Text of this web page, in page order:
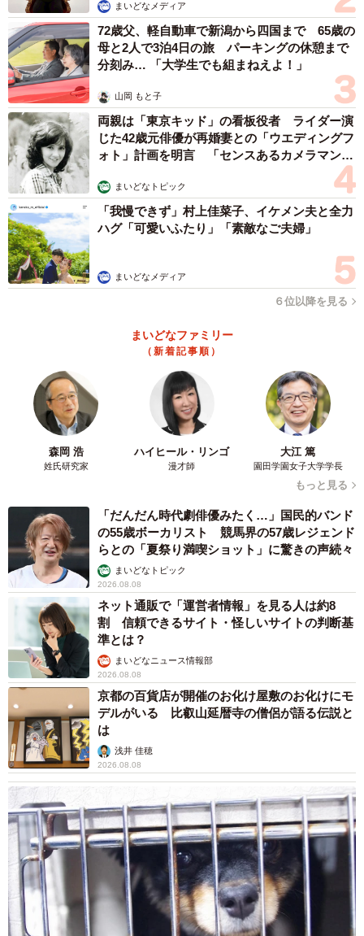
・20代のうちに出産したかった。（20代・女性）
・24歳までに1人目。（20代・女性）
・30前後で結婚して2～3年で子供を授かる。（30代・女
性）
・30歳で1人は産みたかった。干支も気にしていた。（30
代・女性）
・20代のうちに1回目の出産をしたかったことと、結婚して
からしばらく夫婦2人の時間を楽しみたかった。（30代・女
性）
・30歳までに1人目。（40代・男性）
4/4
理想通りに妊娠・出産できたと思いますか？（提供画像）
「理想通りに妊娠・出産できたと思いますか？」には「思
う」（73.3％）が「思わない」（26.7％）を大きく上回り
ました。
▽「思う」と回答した人のコメント
・25歳で結婚出産を行った。（20代・女性）
・24歳で1人目を出産できた。（20代・女性）
・ギリギリ30歳までだったから。（30代・女性）
・30までに1人産めたから。（30代・女性）
・入籍後一年以内にはできたので。苦労しなかった。（40
代・女性）
・自分のほぼ理想的な年齢でできたから。（40代・女性）
まいどなメディア
72歳父、軽自動車で新潟から四国まで 65歳の
母と2人で3泊4日の旅 パーキングの休憩まで
分刻み… 「大学生でも組まねえよ！」
山岡 もと子
両親は「東京キッド」の看板役者 ライダー演
じた42歳元俳優が再婚妻との「ウエディングフ
ォト」計画を明言 「センスあるカメラマン求
まいどなトピック
「我慢できず」村上佳菜子、イケメン夫と全力
ハグ「可愛いふたり」「素敵なご夫婦」
まいどなメディア
６位以降を見る
まいどなファミリー
（新着記事順）
森岡 浩
姓氏研究家
ハイヒール・リンゴ
漫才師
大江 篤
園田学園女子大学学長
もっと見る
「だんだん時代劇俳優みたく…」国民的バンド
の55歳ボーカリスト 競馬界の57歳レジェンド
らとの「夏祭り満喫ショット」に驚きの声続々
まいどなトピック
2026.08.08
ネット通販で「運営者情報」を見る人は約8
割 信頼できるサイト・怪しいサイトの判断基
準とは？
まいどなニュース情報部
2026.08.08
京都の百貨店が開催のお化け屋敷のお化けにモ
デルがいる 比叡山延暦寺の僧侶が語る伝説と
は
浅井 佳穂
2026.08.08